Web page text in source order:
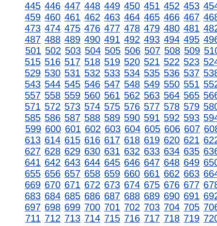
445 446 447 448 449 450 451 452 453
459 460 461 462 463 464 465 466 467
473 474 475 476 477 478 479 480 481
487 488 489 490 491 492 493 494 495
501 502 503 504 505 506 507 508 509
515 516 517 518 519 520 521 522 523
529 530 531 532 533 534 535 536 537
543 544 545 546 547 548 549 550 551
557 558 559 560 561 562 563 564 565
571 572 573 574 575 576 577 578 579
585 586 587 588 589 590 591 592 593
599 600 601 602 603 604 605 606 607
613 614 615 616 617 618 619 620 621
627 628 629 630 631 632 633 634 635
641 642 643 644 645 646 647 648 649
655 656 657 658 659 660 661 662 663
669 670 671 672 673 674 675 676 677
683 684 685 686 687 688 689 690 691
697 698 699 700 701 702 703 704 705
711 712 713 714 715 716 717 718 719